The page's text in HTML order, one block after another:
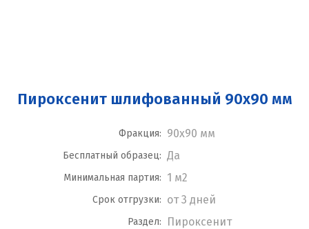
Пироксенит шлифованный 90x90 мм
Фракция: 90x90 мм
Бесплатный образец: Да
Минимальная партия: 1 м2
Срок отгрузки: от 3 дней
Раздел: Пироксенит